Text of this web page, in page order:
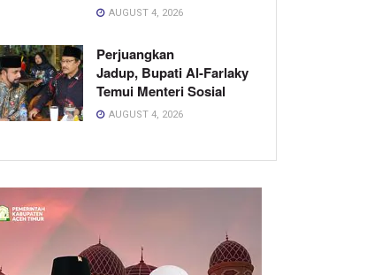
AUGUST 4, 2026
Perjuangkan
Jadup, Bupati Al-Farlaky
Temui Menteri Sosial
AUGUST 4, 2026